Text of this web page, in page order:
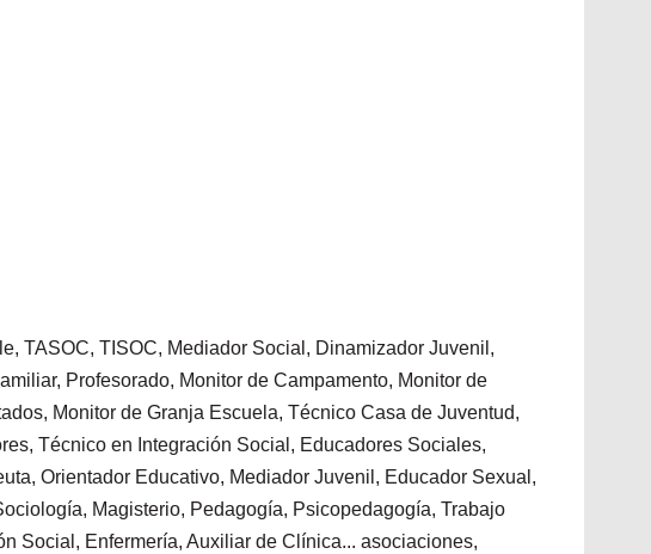
TASOC, TISOC, Mediador Social, Dinamizador Juvenil,
Profesorado, Monitor de Campamento, Monitor de
Monitor de Granja Escuela, Técnico Casa de Juventud,
Técnico en Integración Social, Educadores Sociales,
Orientador Educativo, Mediador Juvenil, Educador Sexual,
Magisterio, Pedagogía, Psicopedagogía, Trabajo
Social, Enfermería, Auxiliar de Clínica... asociaciones,